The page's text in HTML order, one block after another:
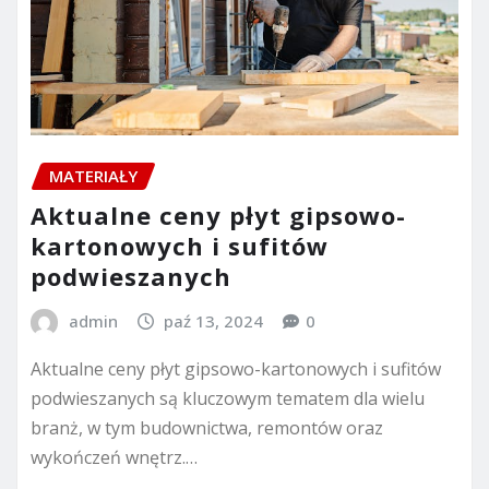
MATERIAŁY
Aktualne ceny płyt gipsowo-
kartonowych i sufitów
podwieszanych
admin paź 13, 2024 0
Aktualne ceny płyt gipsowo-kartonowych i sufitów
podwieszanych są kluczowym tematem dla wielu
branż, w tym budownictwa, remontów oraz
wykończeń wnętrz.…